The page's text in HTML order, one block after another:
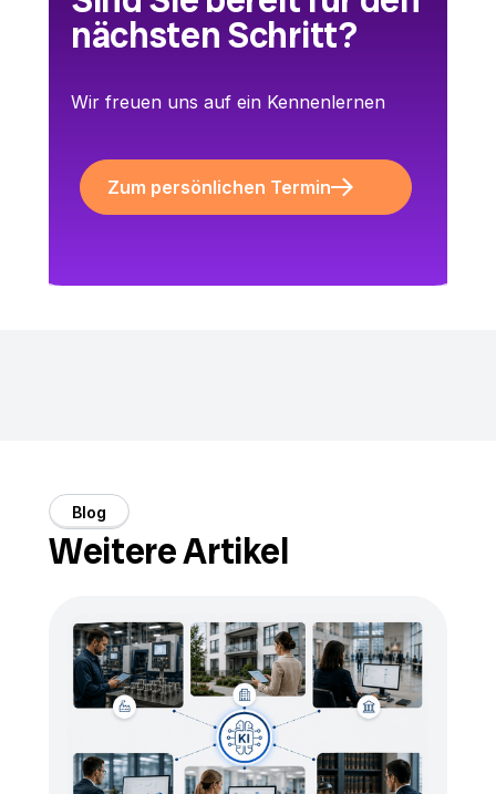
nächsten Schritt?
Wir freuen uns auf ein Kennenlernen
Zum persönlichen Termin
Blog
Weitere Artikel